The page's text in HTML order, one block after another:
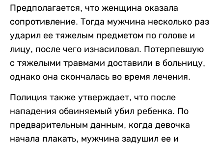
Предполагается, что женщина оказала
сопротивление. Тогда мужчина несколько раз
ударил ее тяжелым предметом по голове и
лицу, после чего изнасиловал. Потерпевшую
с тяжелыми травмами доставили в больницу,
однако она скончалась во время лечения.
Полиция также утверждает, что после
нападения обвиняемый убил ребенка. По
предварительным данным, когда девочка
начала плакать, мужчина задушил ее и